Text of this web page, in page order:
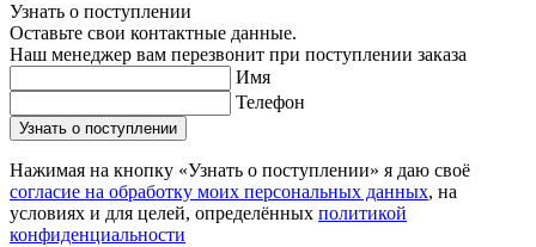
Узнать о поступлении
Оставьте свои контактные данные.
Наш менеджер вам перезвонит при поступлении заказа
Имя
Телефон
Нажимая на кнопку «Узнать о поступлении» я даю своё
согласие на обработку моих персональных данных, на
условиях и для целей, определённых политикой
конфиденциальности